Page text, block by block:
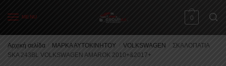
MENU 0
Αρχική σελίδα ΜΑΡΚΑ ΑΥΤΟΚΙΝΗΤΟΥ VOLKSWAGEN
ΣΚΑΛΟΠΑΤΙΑ
SKA 243BL VOLKSWAGEN AMAROK 2010+&2017+